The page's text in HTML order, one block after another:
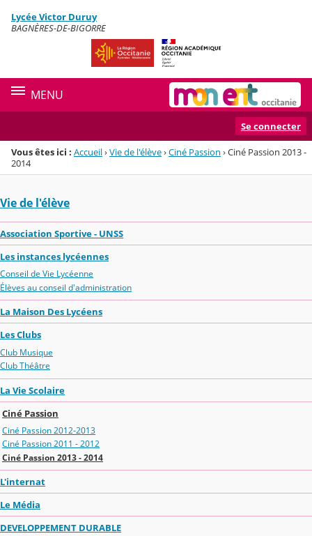
Menu de la rubrique
Contenu
Lycée Victor Duruy
BAGNÈRES-DE-BIGORRE
MENU
Se connecter
Vous êtes ici : Accueil›Vie de l'élève›Ciné Passion ›Ciné Passion 2013 -
2014
Vie de l'élève
Association Sportive - UNSS
Les instances lycéennes
Conseil de Vie Lycéenne
Élèves au conseil d'administration
La Maison Des Lycéens
Les Clubs
Club Musique
Club Théâtre
La Vie Scolaire
Ciné Passion
Ciné Passion 2012-2013
Ciné Passion 2011 - 2012
Ciné Passion 2013 - 2014
L'internat
Le Média
DEVELOPPEMENT DURABLE